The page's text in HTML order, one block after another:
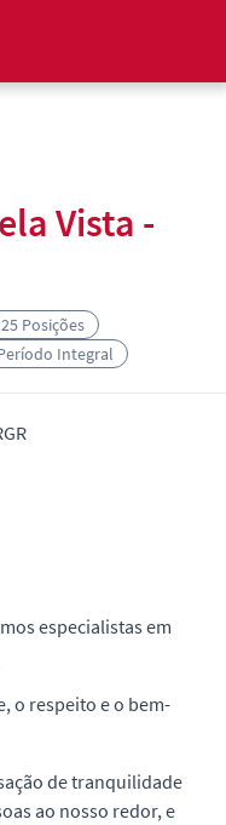
Vista -
25 Posições
Integral
especialistas em
o respeito e o bem-
de tranquilidade
ao nosso redor, e